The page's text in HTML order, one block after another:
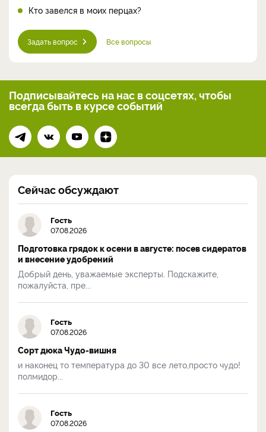
Кто завелся в моих перцах?
Задать вопрос Все вопросы
Подписывайтесь на нас в соцсетях, чтобы
всегдабыть в курсе событий
Сейчас обсуждают
Гость
07.08.2026
Подготовка грядок к осени в августе: посев сидератов
и внесение удобрений
Добрый день, уважаемые эксперты. Подскажите,
пожалуйста, пре...
Гость
07.08.2026
Сорт дюка Чудо-вишня
и наконец то температура до 30 все лето,просто чудо!
полмидор...
Гость
07.08.2026